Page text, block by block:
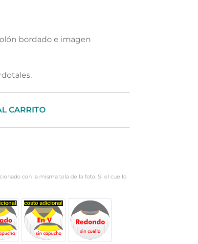
bordado e imagen
CARRITO
con la misma tela de la foto. Si el cuello